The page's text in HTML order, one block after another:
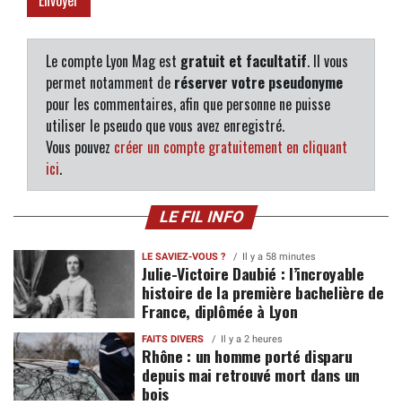
Le compte Lyon Mag est gratuit et facultatif. Il vous
permet notamment de réserver votre pseudonyme
pour les commentaires, afin que personne ne puisse
utiliser le pseudo que vous avez enregistré.
Vous pouvez créer un compte gratuitement en cliquant
ici.
LE FIL INFO
LE SAVIEZ-VOUS ? Il y a 58 minutes
Julie-Victoire Daubié : l’incroyable
histoire de la première bachelière de
France, diplômée à Lyon
FAITS DIVERS Il y a 2 heures
Rhône : un homme porté disparu
depuis mai retrouvé mort dans un
bois